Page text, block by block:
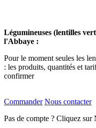
Légumineuses (lentilles
l'Abbaye :
Pour le moment seules les
: les produits, quantités et
confirmer
Commander Nous contacter
Pas de compte ? Cliquez